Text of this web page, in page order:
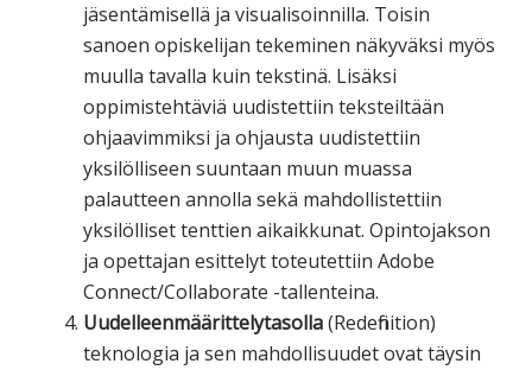
jäsentämisellä ja visualisoinnilla. Toisin
sanoen opiskelijan tekeminen näkyväksi myös
muulla tavalla kuin tekstinä. Lisäksi
oppimistehtäviä uudistettiin teksteiltään
ohjaavimmiksi ja ohjausta uudistettiin
yksilölliseen suuntaan muun muassa
palautteen annolla sekä mahdollistettiin
yksilölliset tenttien aikaikkunat. Opintojakson
ja opettajan esittelyt toteutettiin Adobe
Connect/Collaborate -tallenteina.
Uudelleenmäärittelytasolla(Redefinition)
teknologia ja sen mahdollisuudet ovat täysin